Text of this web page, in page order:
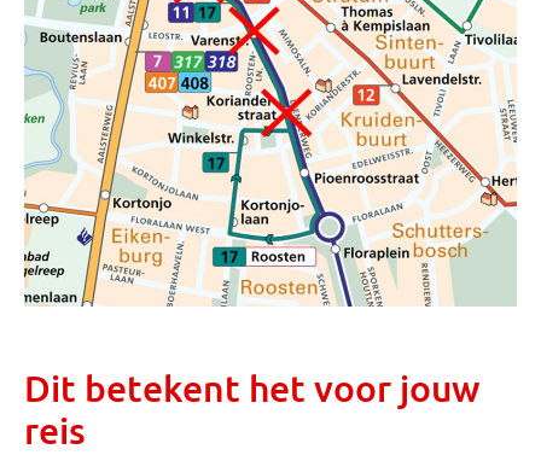
Dit betekent het voor jouw
reis